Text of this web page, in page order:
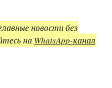
новости без
на WhatsApp-канал